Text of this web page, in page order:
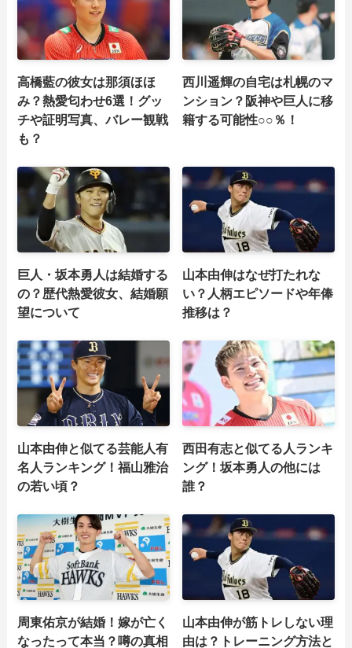
高橋藍の彼女は那須ほほ
み？熱愛匂わせ6選！グッ
チや証明写真、バレー観戦
も？
西川遥輝の自宅は札幌のマ
ンション？阪神や巨人に移
籍する可能性○○％！
巨人・坂本勇人は結婚する
の？歴代熱愛彼女、結婚願
望について
山本由伸はなぜ打たれな
い？人柄エピソードや年俸
推移は？
山本由伸と似てる芸能人有
名人ランキング！福山雅治
の若い頃？
西田有志と似てる人ランキ
ング！坂本勇人の他には
誰？
周東佑京が結婚！嫁が亡く
なったって本当？噂の真相
山本由伸が筋トレしない理
由は？トレーニング方法と